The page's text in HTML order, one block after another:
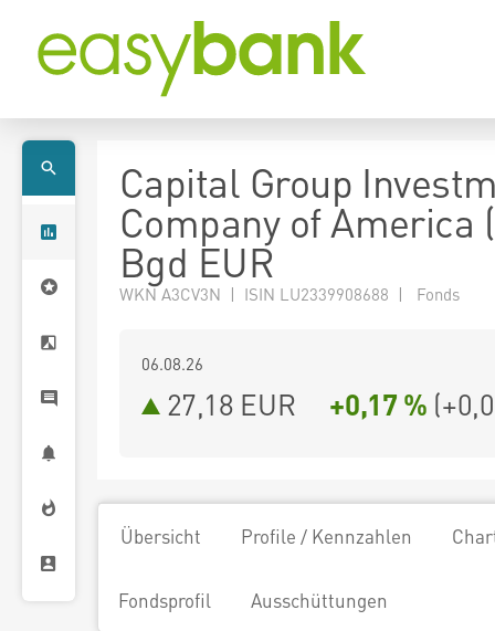
Capital Group
Company of America
Bgd EUR
WKN A3CV3N | ISIN LU2339908688 | Fonds
06.08.26
27,18 EUR +0,17 % (
Übersicht Profile / Kennzahlen
Fondsprofil Ausschüttungen